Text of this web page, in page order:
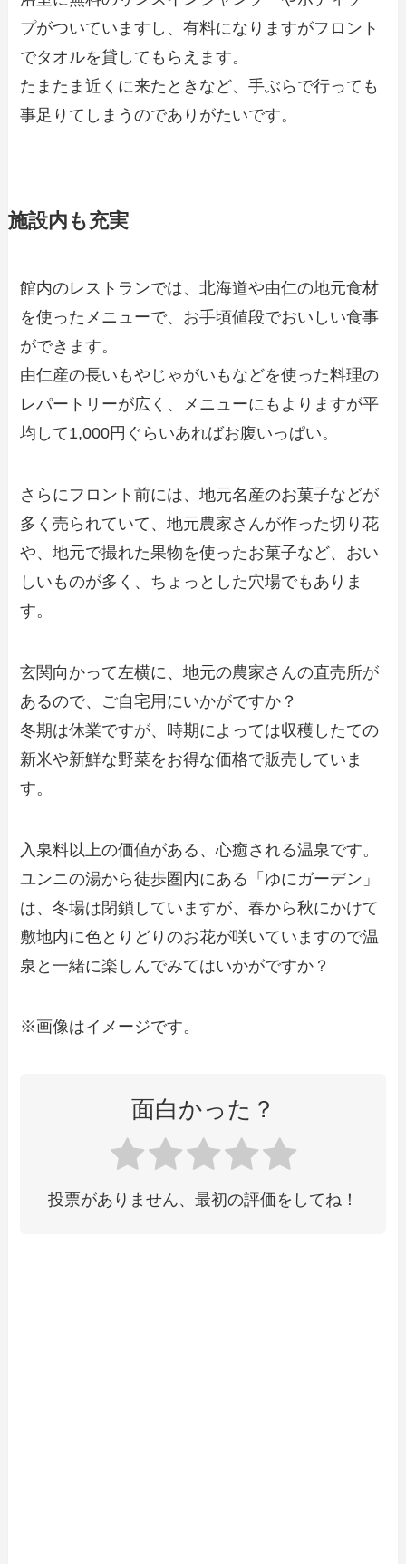
プがついていますし、有料になりますがフロント
でタオルを貸してもらえます。
たまたま近くに来たときなど、手ぶらで行っても
事足りてしまうのでありがたいです。
施設内も充実
館内のレストランでは、北海道や由仁の地元食材
を使ったメニューで、お手頃値段でおいしい食事
ができます。
由仁産の長いもやじゃがいもなどを使った料理の
レパートリーが広く、メニューにもよりますが平
均して1,000円ぐらいあればお腹いっぱい。
さらにフロント前には、地元名産のお菓子などが
多く売られていて、地元農家さんが作った切り花
や、地元で撮れた果物を使ったお菓子など、おい
しいものが多く、ちょっとした穴場でもありま
す。
玄関向かって左横に、地元の農家さんの直売所が
あるので、ご自宅用にいかがですか？
冬期は休業ですが、時期によっては収穫したての
新米や新鮮な野菜をお得な価格で販売していま
す。
入泉料以上の価値がある、心癒される温泉です。
ユンニの湯から徒歩圏内にある「ゆにガーデン」
は、冬場は閉鎖していますが、春から秋にかけて
敷地内に色とりどりのお花が咲いていますので温
泉と一緒に楽しんでみてはいかがですか？
※画像はイメージです。
面白かった？
投票がありません、最初の評価をしてね！